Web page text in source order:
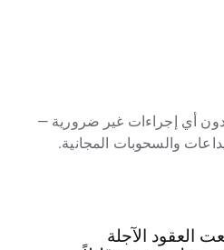
أي إجراءات غير ضرورية —
والسحوبات المجانية.
العقود الآجلة